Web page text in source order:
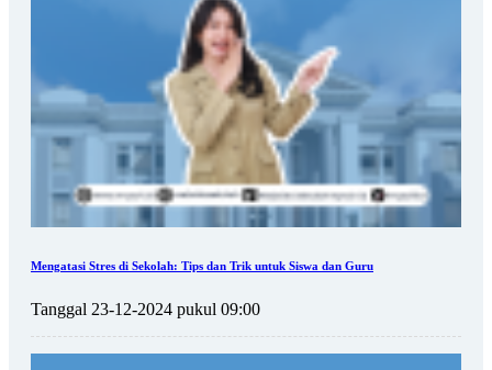
Mengatasi Stres di Sekolah: Tips dan Trik untuk Siswa dan Guru
Tanggal 23-12-2024 pukul 09:00